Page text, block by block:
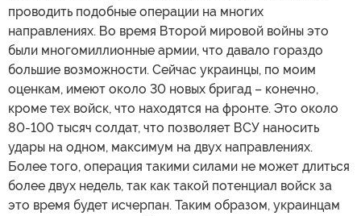
проводить подобные операции на многих
направлениях. Во время Второй мировой войны это
были многомиллионные армии, что давало гораздо
большие возможности. Сейчас украинцы, по моим
оценкам, имеют около 30 новых бригад – конечно,
кроме тех войск, что находятся на фронте. Это около
80-100 тысяч солдат, что позволяет ВСУ наносить
удары на одном, максимум на двух направлениях.
Более того, операция такими силами не может длиться
более двух недель, так как такой потенциал войск за
это время будет исчерпан. Таким образом, украинцам